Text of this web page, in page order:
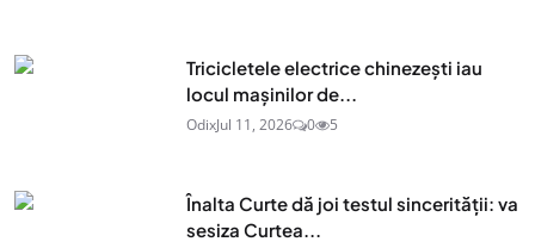
Tricicletele electrice chinezești iau
locul mașinilor de...
OdixJul 11, 2026 0 5
Înalta Curte dă joi testul sincerității: va
sesiza Curtea...